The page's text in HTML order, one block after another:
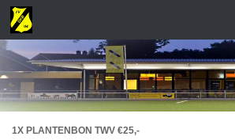
1X PLANTENBON TWV €25,-